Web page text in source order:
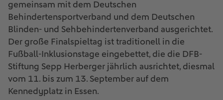
gemeinsam mit dem Deutschen
Behindertensportverband und dem Deutschen
Blinden- und Sehbehindertenverband ausgerichtet.
Der große Finalspieltag ist traditionell in die
Fußball-Inklusionstage eingebettet, die die DFB-
Stiftung Sepp Herberger jährlich ausrichtet, diesmal
vom 11. bis zum 13. September auf dem
Kennedyplatz in Essen.